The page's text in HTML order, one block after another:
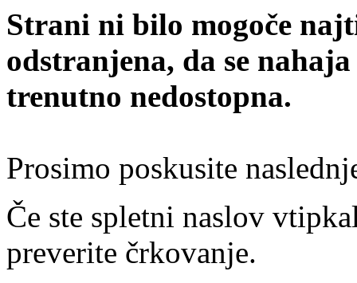
Strani ni bilo mogoče
odstranjena, da se
trenutno nedostopna.
Prosimo poskusite
Če ste spletni naslov
preverite črkovanje.